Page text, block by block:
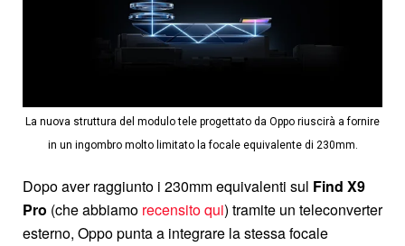
La nuova struttura del modulo tele progettato da Oppo riuscirà a fornire
in un ingombro molto limitato la focale equivalente di 230mm.
Dopo aver raggiunto i 230mm equivalenti sul Find X9
Pro (che abbiamo recensito qui) tramite un teleconverter
esterno, Oppo punta a integrare la stessa focale